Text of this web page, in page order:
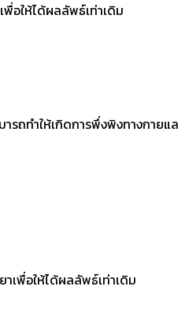
พื่อให้ได้ผลลัพธ์เท่าเดิม
ทำให้เกิดการพึ่งพิงทางกายแล
เพื่อให้ได้ผลลัพธ์เท่าเดิม